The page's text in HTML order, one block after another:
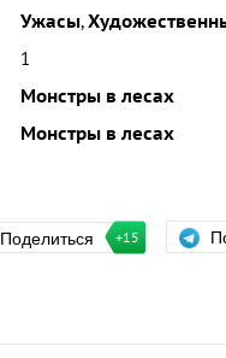
Ужасы,
1
Монстры в лесах
Монстры в лесах
Поделиться +15